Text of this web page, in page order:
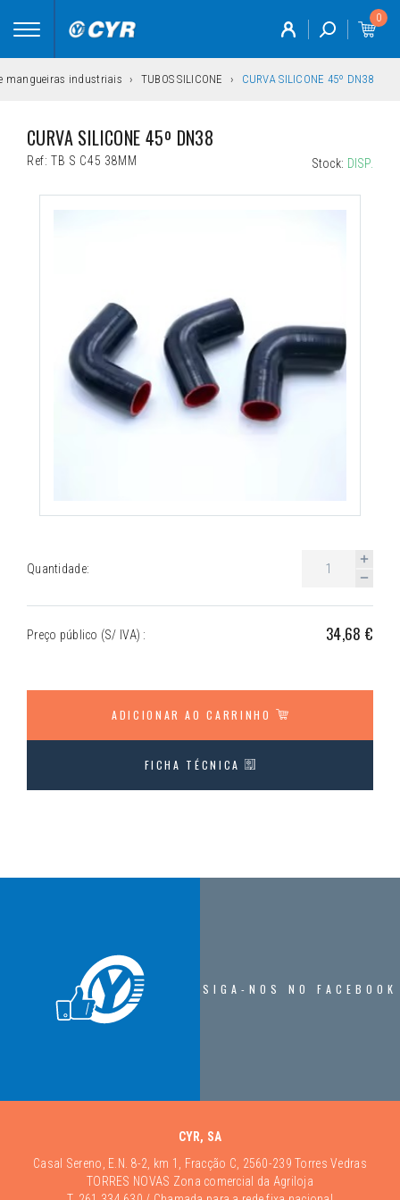
Toggle
0
mangueiras industriais TUBOS SILICONE CURVA SILICONE 45º DN38
CURVA SILICONE 45º DN38
Ref: TB S C45 38MM Stock: DISP.
Quantidade:
Preço público (S/ IVA) : 34,68 €
ADICIONAR AO CARRINHO
FICHA TÉCNICA
SIGA-NOS NO FACEBOOK
CYR, SA
Casal Sereno, E.N. 8-2, km 1, Fracção C, 2560-239 Torres Vedras
TORRES NOVAS Zona comercial da Agriloja